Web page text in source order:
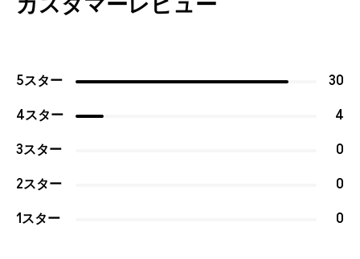
カスタマーレビュー
5スター 30
4スター 4
3スター 0
2スター 0
1スター 0